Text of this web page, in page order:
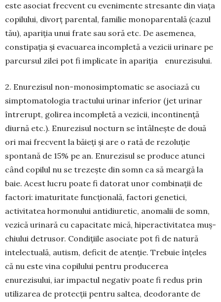
este asociat frecvent cu evenimente stresante din viața
copilului, di­vorț parental, familie monopa­rentală (cazul
tău), apariția unui frate sau soră etc. De asemenea,
constipația și evacuarea incom­pletă a vezicii urinare pe
par­cursul zilei pot fi implicate în apariția enure­zisului.
2. Enurezisul non-monosimp­tomatic se asociază cu
simpto­matologia tractului urinar infe­rior (jet urinar
întrerupt, golirea incompletă a vezicii, inconti­nen­ță
diurnă etc.). Enurezisul noc­turn se întâlnește de două
ori mai frecvent la băieți și are o rată de rezoluție
spontană de 15% pe an. Enurezisul se produce atunci
când copilul nu se trezește din somn ca să meargă la
baie. Acest lucru poate fi datorat unor combinații de
factori: imatu­ritate funcțională, factori genetici,
activitatea hor­monului antidiuretic, anomalii de somn,
vezică urinară cu capacitate mică, hiperac­tivitatea muș­
chiu­lui detrusor. Condițiile asociate pot fi de natură
intelectuală, autism, deficit de aten­ție. Trebuie înțeles
că nu este vina copilului pen­tru producerea
enurezisului, iar impactul negativ poate fi redus prin
utilizarea de protecții pentru saltea, deodorante de